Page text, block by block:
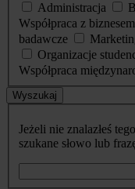
Administracja
Współpraca z biznesem
badawcze
Organizacje
Współpraca
Wyszukaj
Jeżeli nie znalazłeś
szukane słowo lub